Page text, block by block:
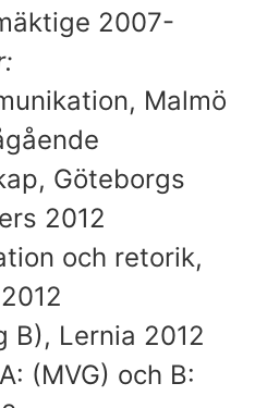
2007-
Malmö
Göteborgs
2012
och retorik,
B), Lernia 2012
(MVG) och B: